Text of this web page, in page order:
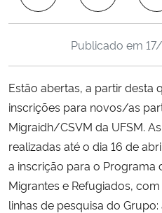
Ministério da Saúde
Ministério de Minas e Energia
Ministério da Ciência, Tecnologia,
Ministério do Meio Ambiente
Ministério do Turismo
Ministério do Desenvolvimento Regional
Publicado em
Estão abertas, a partir desta
inscrições para novos/as
Migraidh/CSVM da UFSM.
realizadas até o dia 16 de
a inscrição para o Programa
Migrantes e Refugiados,
linhas de pesquisa do Grupo: